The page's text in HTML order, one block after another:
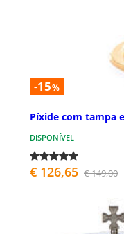
-15%
Píxide com tampa
DISPONÍVEL
€ 126,65 € 149,00